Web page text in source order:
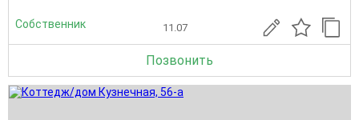
Собственник 11.07
Позвонить